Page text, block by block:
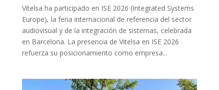
Vitelsa ha participado en ISE 2026 (Integrated Systems
Europe), la feria internacional de referencia del sector
audiovisual y de la integración de sistemas, celebrada
en Barcelona. La presencia de Vitelsa en ISE 2026
refuerza su posicionamiento como empresa...